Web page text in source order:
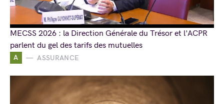
A ASSURANCE
MECSS 2026 : la Direction Générale du Trésor et l'ACPR
parlent du gel des tarifs des mutuelles